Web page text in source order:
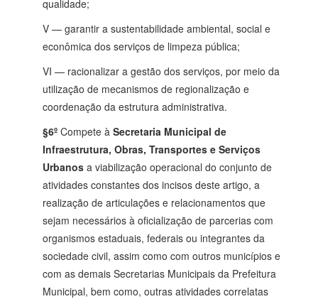
qualidade;
V — garantir a sustentabilidade ambiental, social e
econômica dos serviços de limpeza pública;
VI — racionalizar a gestão dos serviços, por meio da
utilização de mecanismos de regionalização e
coordenação da estrutura administrativa.
§6º Compete à Secretaria Municipal de
Infraestrutura, Obras, Transportes e Serviços
Urbanos a viabilização operacional do conjunto de
atividades constantes dos incisos deste artigo, a
realização de articulações e relacionamentos que
sejam necessários à oficialização de parcerias com
organismos estaduais, federais ou integrantes da
sociedade civil, assim como com outros municípios e
com as demais Secretarias Municipais da Prefeitura
Municipal, bem como, outras atividades correlatas